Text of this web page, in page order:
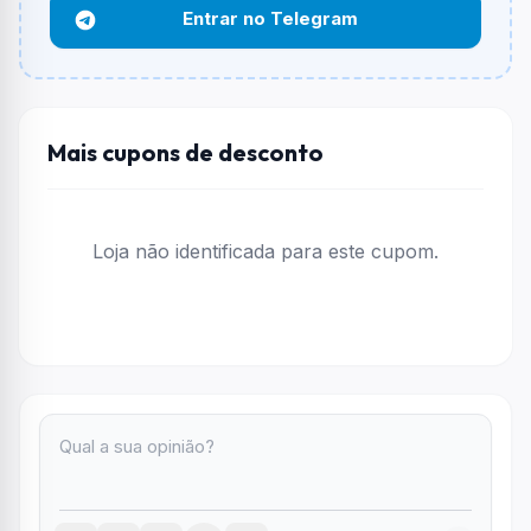
Funciona em qualquer produto?
Não necessariamente. Depende de itens participantes
e alguns vendedores ou produtos especificos podem
Entrar no Telegram
Mais cupons de desconto
Loja não identificada para este cupom.